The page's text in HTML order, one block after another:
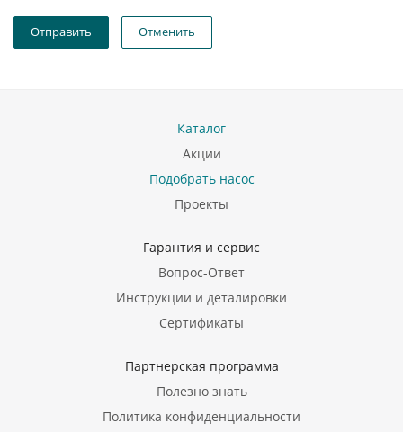
Отправить Отменить
Каталог
Акции
Подобрать насос
Проекты
Гарантия и сервис
Вопрос-Ответ
Инструкции и деталировки
Сертификаты
Партнерская программа
Полезно знать
Политика конфиденциальности